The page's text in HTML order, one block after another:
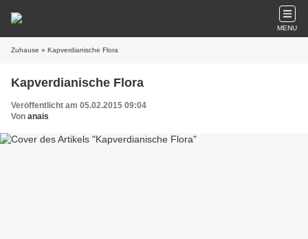
MENU
Zuhause » Kapverdianische Flora
Kapverdianische Flora
Veröffentlicht am 05.02.2015 09:04
Von anais